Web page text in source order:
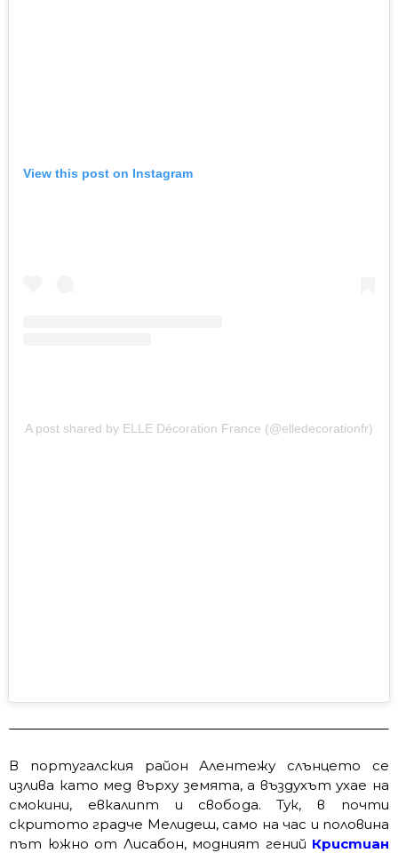
View this post on Instagram
A post shared by ELLE Décoration France (@elledecorationfr)
В португалския район Алентежу слънцето се
излива като мед върху земята, а въздухът ухае на
смокини, евкалипт и свобода. Тук, в почти
скритото градче Мелидеш, само на час и половина
път южно от Лисабон, модният гений Кристиан